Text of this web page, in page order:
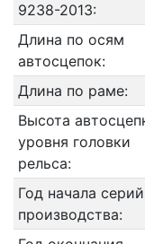
9238-2013:
Длина по осям
автосцепок:
Длина по раме:
Высота
уровня головки
рельса:
Год начала
производства: